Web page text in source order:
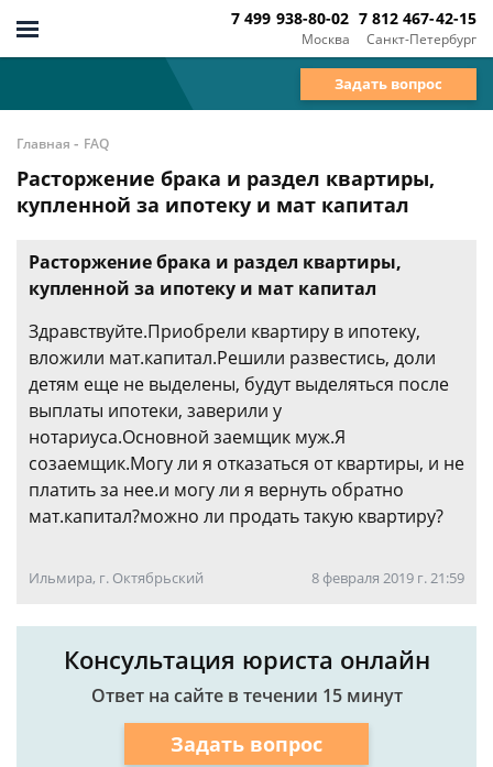
Москва
7 499 938-80-02
Санкт-Петербург
7 812 467-42-15
Задать вопрос
Главная - FAQ
Расторжение брака и раздел квартиры,
купленной за ипотеку и мат капитал
Расторжение брака и раздел квартиры,
купленной за ипотеку и мат капитал
Здравствуйте.Приобрели квартиру в ипотеку,
вложили мат.капитал.Решили развестись, доли
детям еще не выделены, будут выделяться после
выплаты ипотеки, заверили у
нотариуса.Основной заемщик муж.Я
созаемщик.Могу ли я отказаться от квартиры, и не
платить за нее.и могу ли я вернуть обратно
мат.капитал?можно ли продать такую квартиру?
Ильмира, г. Октябрьский 8 февраля 2019 г. 21:59
Консультация юриста онлайн
Ответ на сайте в течении 15 минут
Задать вопрос